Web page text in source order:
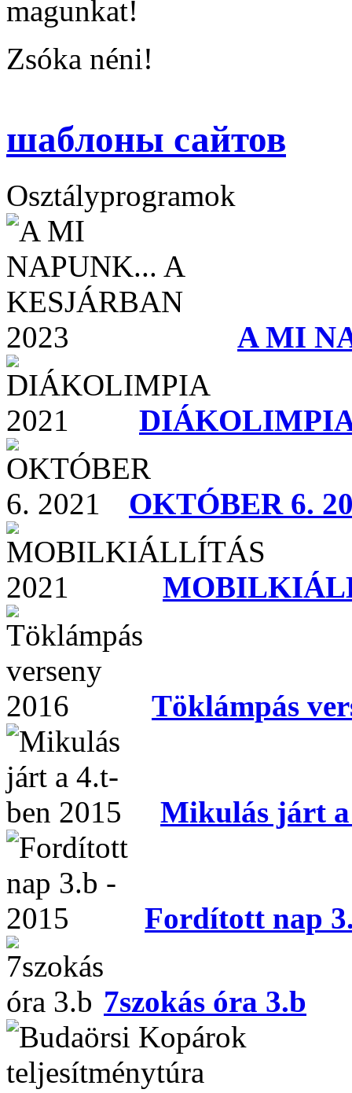
magunkat!
Zsóka néni!
шаблоны сайтов
Osztályprogramok
A MI
OKTÓBER 6.
Töklámpás
Mikulás járt a
Fordított nap
7szokás óra 3.b